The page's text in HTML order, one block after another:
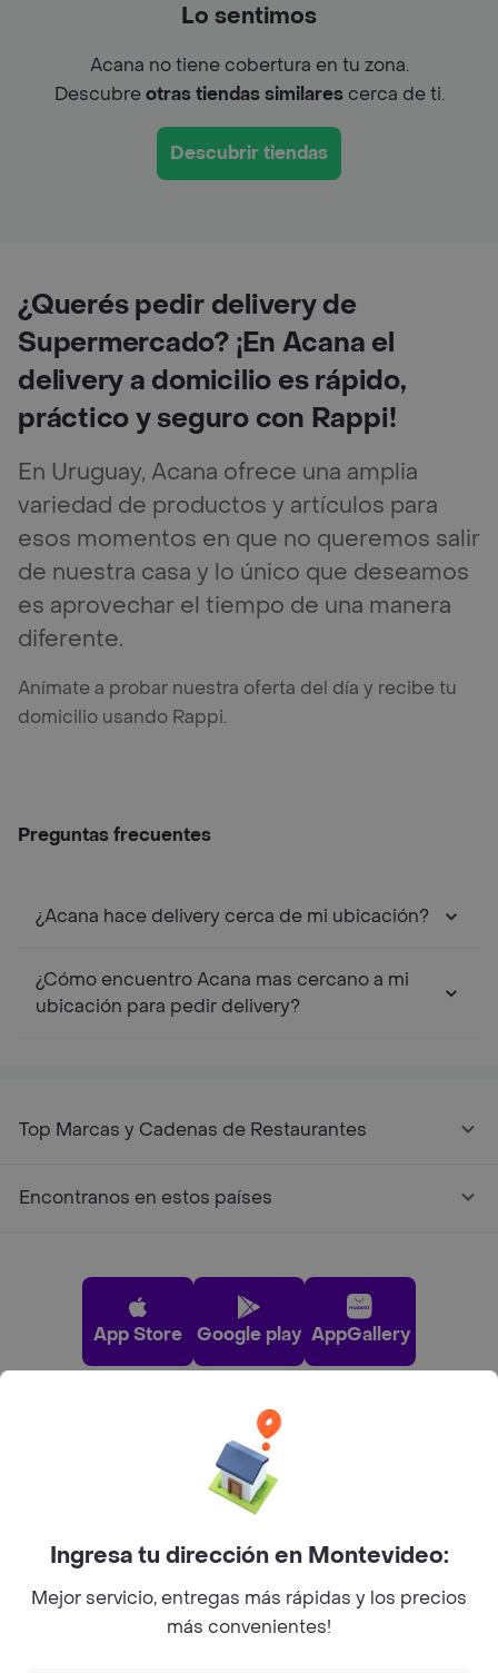
Lo sentimos
Acana no tiene cobertura en tu zona.
Descubreotras tiendas similarescerca de ti.
Descubrir tiendas
¿Querés pedir delivery de
Supermercado? ¡En Acana el
delivery a domicilio es rápido,
práctico y seguro con Rappi!
En Uruguay, Acana ofrece una amplia
variedad de productos y artículos para
esos momentos en que no queremos salir
de nuestra casa y lo único que deseamos
es aprovechar el tiempo de una manera
diferente.
Anímate a probar nuestra oferta del día y recibe tu
domicilio usando Rappi.
Preguntas frecuentes
¿Acana hace delivery cerca de mi ubicación?
¿Cómo encuentro Acana mas cercano a mi
ubicación para pedir delivery?
Top Marcas y Cadenas de Restaurantes
Encontranos en estos países
App Store Google play AppGallery
Pide tu comida favorita cerca de ti
Ingresa tu dirección en Montevideo:
Mejor servicio, entregas más rápidas y los precios
más convenientes!